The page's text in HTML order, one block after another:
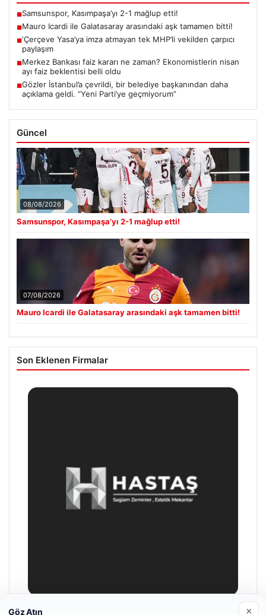
■Samsunspor, Kasımpaşa’yı 2-1 mağlup etti!
■Mauro Icardi ile Galatasaray arasındaki aşk tamamen bitti!
■‘Çerçeve Yasa’ya imza atmayan tek MHP’li vekilden çarpıcı
paylaşım
■Merkez Bankası faiz kararı ne zaman? Ekonomistlerin nisan
ayı faiz beklentisi belli oldu
■Gözler İstanbul’a çevrildi, bir belediye başkanından daha
açıklama geldi. “Yeni Parti’ye geçmiyorum”
Güncel
08/08/2026
Samsunspor, Kasımpaşa’yı 2-1 mağlup etti!
07/08/2026
Mauro Icardi ile Galatasaray arasındaki aşk tamamen bitti!
Son Eklenen Firmalar
Göz Atın ×